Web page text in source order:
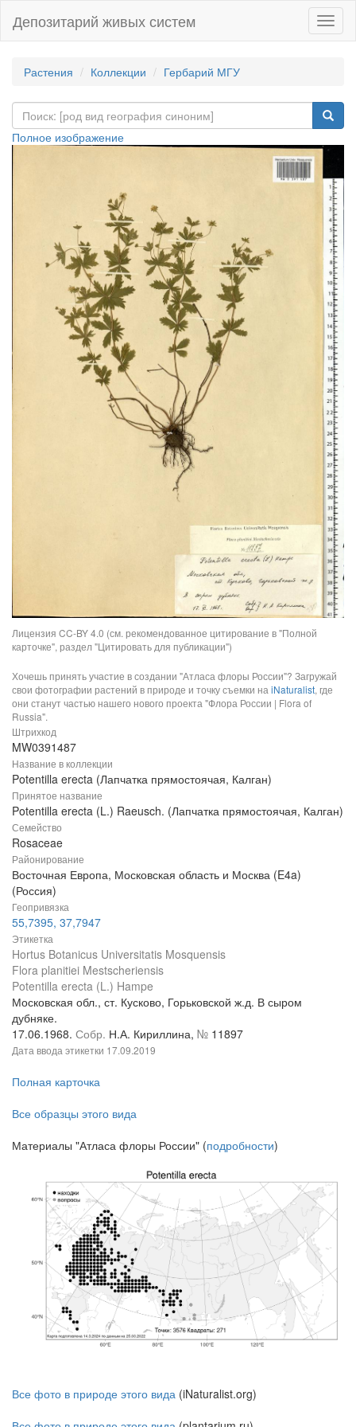
Депозитарий живых систем
Растения Коллекции Гербарий МГУ
Полное изображение
Лицензия CC-BY 4.0 (см. рекомендованное цитирование в "Полной
карточке", раздел "Цитировать для публикации")
Хочешь принять участие в создании "Атласа флоры России"? Загружай
свои фотографии растений в природе и точку съемки на iNaturalist, где
они станут частью нашего нового проекта "Флора России | Flora of
Russia".
Штрихкод
MW0391487
Название в коллекции
Potentilla erecta (Лапчатка прямостоячая, Калган)
Принятое название
Potentilla erecta (L.) Raeusch. (Лапчатка прямостоячая, Калган)
Семейство
Rosaceae
Районирование
Восточная Европа, Московская область и Москва (E4a)
(Россия)
Геопривязка
55,7395, 37,7947
Этикетка
Hortus Botanicus Universitatis Mosquensis
Flora planitiei Mestscheriensis
Potentilla erecta (L.) Hampe
Московская обл., ст. Кусково, Горьковской ж.д. В сыром
дубняке.
17.06.1968. Собр. Н.А. Кириллина, № 11897
Дата ввода этикетки 17.09.2019
Полная карточка
Все образцы этого вида
Материалы "Атласа флоры России" (подробности)
Все фото в природе этого вида (iNaturalist.org)